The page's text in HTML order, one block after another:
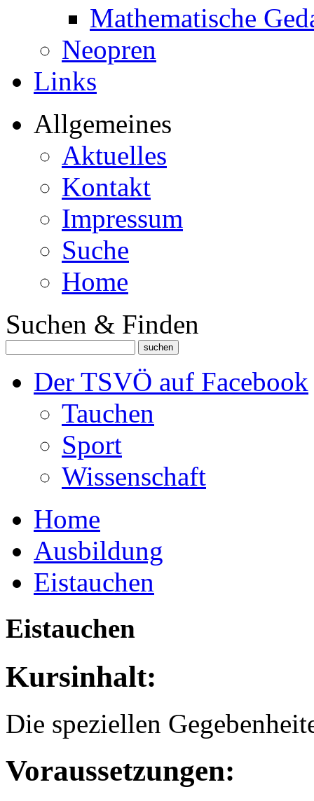
Mathematische
Neopren
Links
Allgemeines
Aktuelles
Kontakt
Impressum
Suche
Home
Suchen & Finden
Der TSVÖ auf Facebook
Tauchen
Sport
Wissenschaft
Home
Ausbildung
Eistauchen
Eistauchen
Kursinhalt:
Die speziellen
Voraussetzungen: